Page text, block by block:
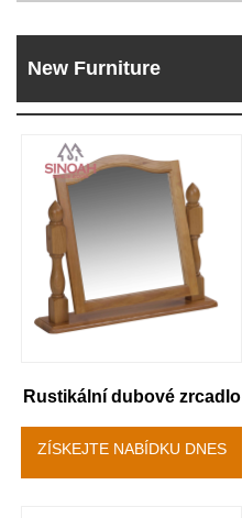
New Furniture
Rustikální dubové zrcadlo
ZÍSKEJTE NABÍDKU DNES